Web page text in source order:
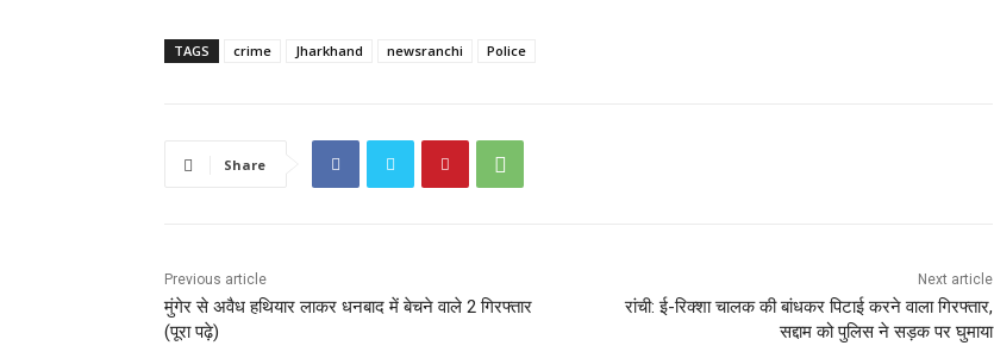
TAGS crime Jharkhand newsranchi Police
Share
Previous article
मुंगेर से अवैध हथियार लाकर धनबाद में बेचने वाले 2 गिरफ्तार
(पूरा पढ़े)
Next article
रांची: ई-रिक्शा चालक की बांधकर पिटाई करने वाला गिरफ्तार,
सद्दाम को पुलिस ने सड़क पर घुमाया